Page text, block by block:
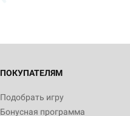
ПОКУПАТЕЛЯМ
Подобрать игру
Бонусная программа